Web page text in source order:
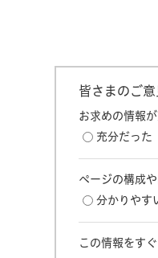
皆さまのご
お求めの情報
充分だった
ページの構成
分かりやす
この情報をす